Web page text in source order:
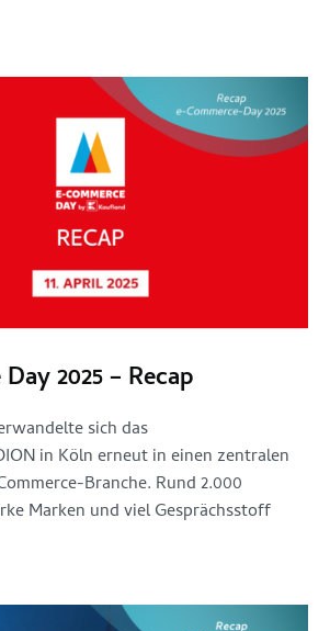
2025 – Recap
sich das
in Köln erneut in einen zentralen
Branche. Rund 2.000
Marken und viel Gesprächsstoff